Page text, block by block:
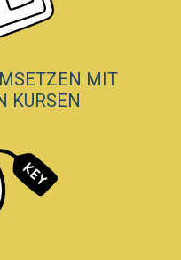
MIT
KURSEN